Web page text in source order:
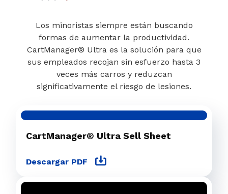
Los minoristas siempre están buscando
formas de aumentar la productividad.
CartManager® Ultra es la solución para que
sus empleados recojan sin esfuerzo hasta 3
veces más carros y reduzcan
significativamente el riesgo de lesiones.
CartManager® Ultra Sell Sheet
Descargar PDF